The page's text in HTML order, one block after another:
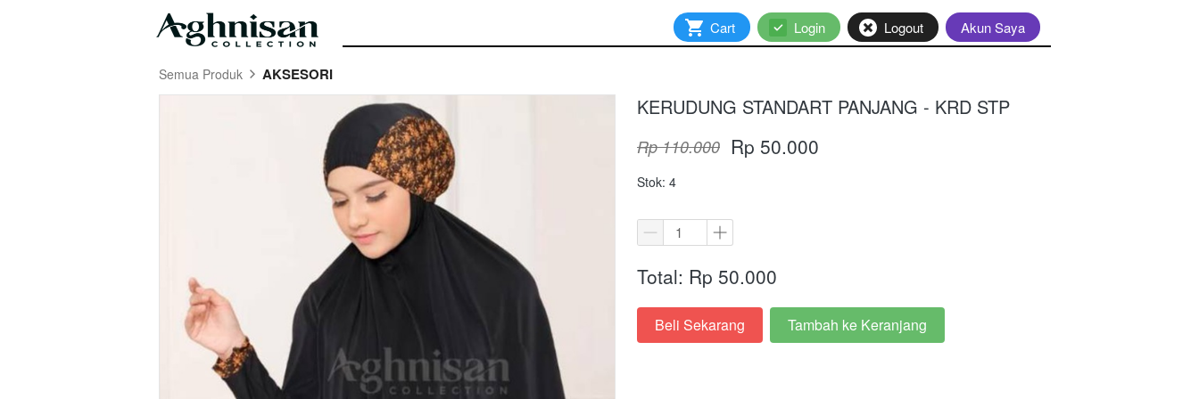
` Cart ` Login ` Logout `
Akun Saya
Semua Produk AKSESORI
KERUDUNG STANDART PANJANG - KRD STP
Rp 110.000 Rp 50.000
Stok: 4
Total: Rp 50.000
`Beli Sekarang `
Tambah ke Keranjang